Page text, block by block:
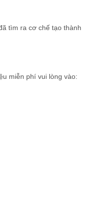
tìm ra cơ chế tạo thành
miễn phí vui lòng vào: